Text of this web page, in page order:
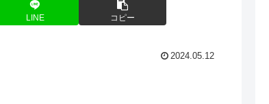
LINE コピー
2024.05.12